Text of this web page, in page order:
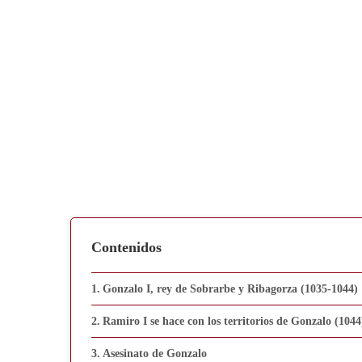
Contenidos
Gonzalo I, rey de Sobrarbe y Ribagorza (1035-1044)
Ramiro I se hace con los territorios de Gonzalo
Asesinato de Gonzalo